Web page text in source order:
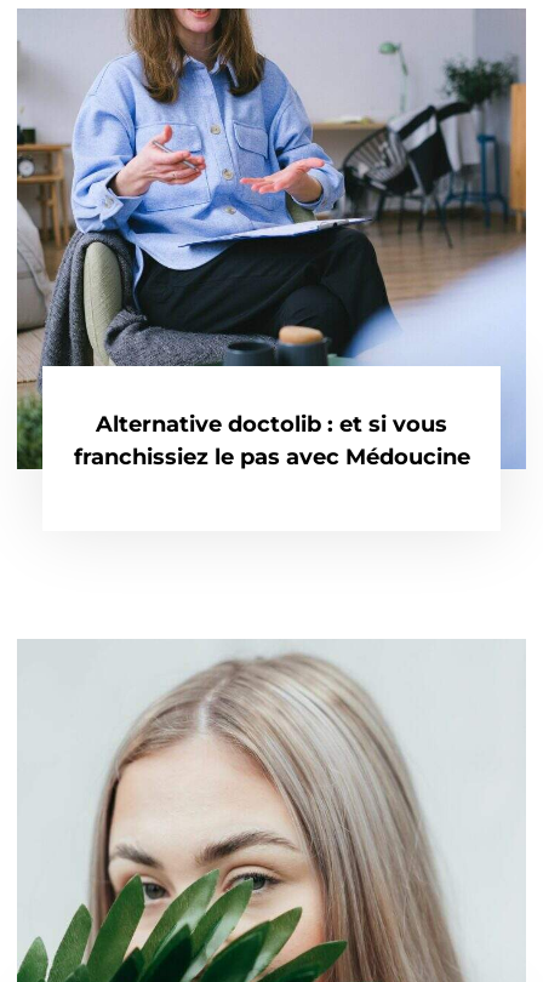
Alternative doctolib : et si vous
franchissiez le pas avec Médoucine